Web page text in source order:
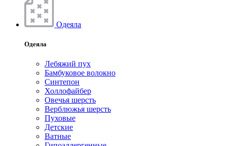
Одеяла
Одеяла
Лебяжий пух
Бамбуковое волокно
Синтепон
Холлофайбер
Овечья шерсть
Верблюжья шерсть
Пуховые
Детские
Ватные